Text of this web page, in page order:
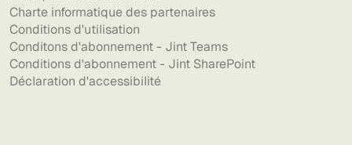
Charte informatique des partenaires
Conditions d'utilisation
Conditons d'abonnement - Jint Teams
Conditions d'abonnement - Jint SharePoint
Déclaration d'accessibilité